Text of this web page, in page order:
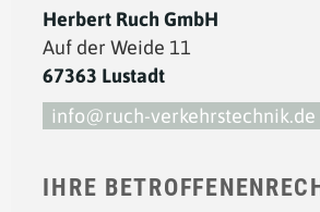
Herbert Ruch GmbH
Auf der Weide 11
67363 Lustadt
info@ruch-verkehrstechnik.de
IHRE